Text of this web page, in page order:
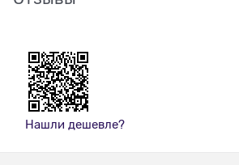
Нашли дешевле?